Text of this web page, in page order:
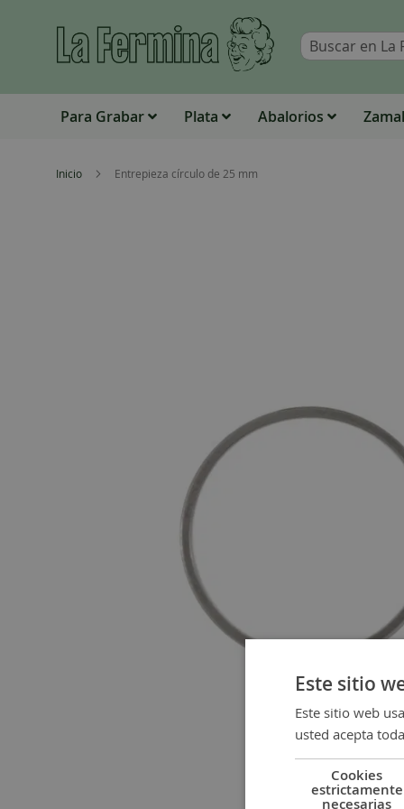
Para Grabar Plata Abalorios
Inicio Entrepieza círculo de 25 mm
Este sitio
Este sitio web
usted acepta
Cookies
estrictamente
necesarias